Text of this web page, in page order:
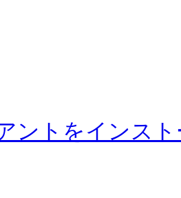
ントをインス